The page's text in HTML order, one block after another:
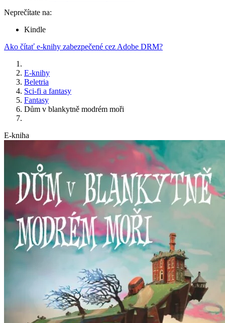
Neprečítate na:
Kindle
Ako čítať e-knihy zabezpečené cez Adobe DRM?
E-knihy
Beletria
Sci-fi a fantasy
Fantasy
Dům v blankytně modrém moři
E-kniha